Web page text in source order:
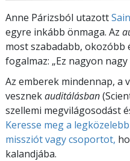
Anne Párizsból utazott
egyre inkább önmaga. Az
most szabadabb, okozóbb
fogalmaz: „Ez nagyon nagy
Az emberek mindennap, a
vesznekauditálásban
szellemi megvilágosodást
Keresse meg a
missziót vagy csoportot,
kalandjába.